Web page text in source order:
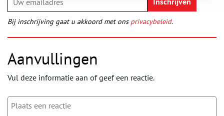
Bij inschrijving gaat u akkoord met ons privacybeleid.
Aanvullingen
Vul deze informatie aan of geef een reactie.